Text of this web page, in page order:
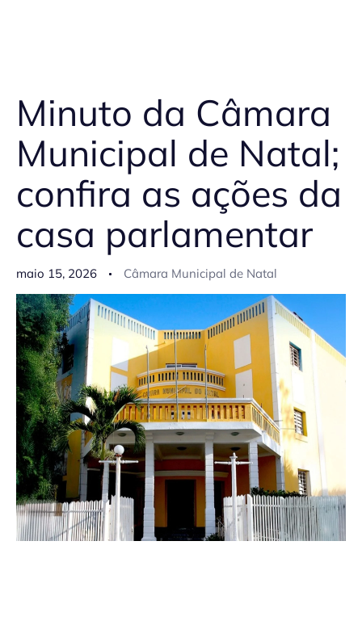
Minuto da Câmara
Municipal de Natal;
confira as ações da
casa parlamentar
maio 15, 2026 Câmara Municipal de Natal